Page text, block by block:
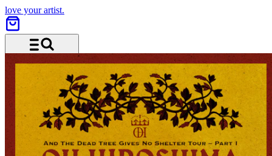
love your artist.
Menu and search